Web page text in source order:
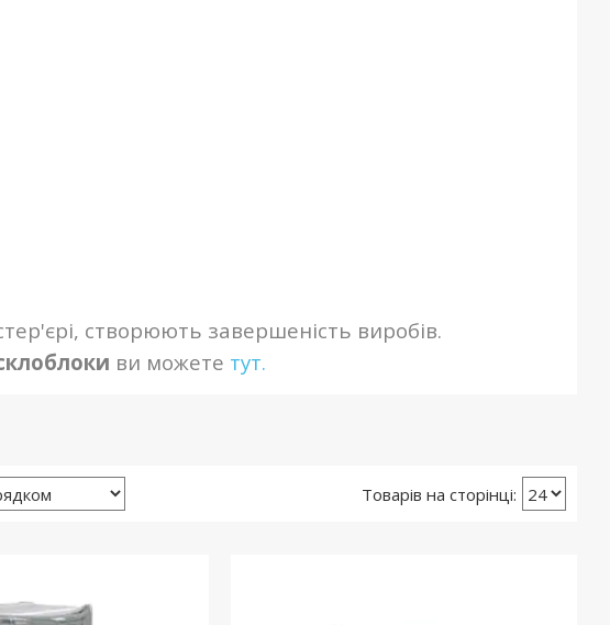
створюють завершеність виробів.
ви можете тут.